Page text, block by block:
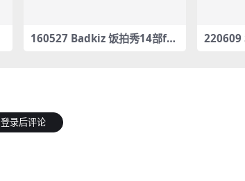
160527 Badkiz 饭拍秀14部fa
220609
登录后评论